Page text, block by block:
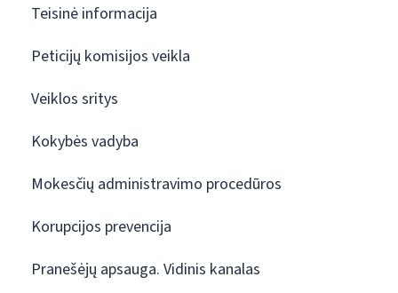
Teisinė informacija
Peticijų komisijos veikla
Veiklos sritys
Kokybės vadyba
Mokesčių administravimo procedūros
Korupcijos prevencija
Pranešėjų apsauga. Vidinis kanalas